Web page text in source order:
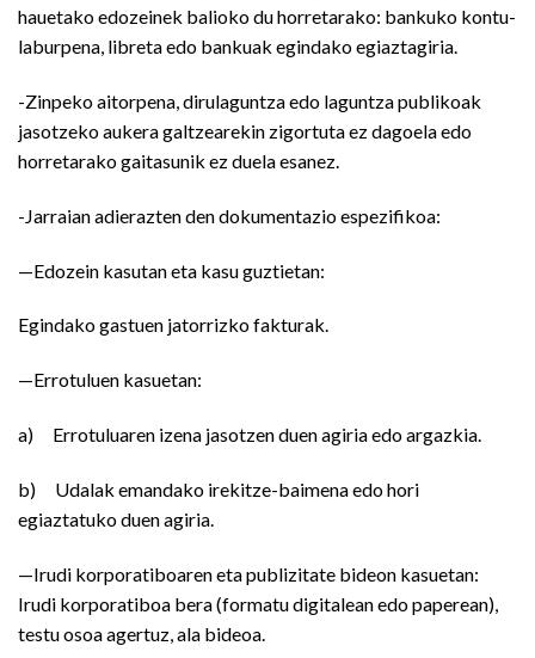
hauetako edozeinek balioko du horretarako: bankuko kontu-
laburpena, libreta edo bankuak egindako egiaztagiria.
-Zinpeko aitorpena, dirulaguntza edo laguntza publikoak
jasotzeko aukera galtzearekin zigortuta ez dagoela edo
horretarako gaitasunik ez duela esanez.
-Jarraian adierazten den dokumentazio espezifikoa:
—Edozein kasutan eta kasu guztietan:
Egindako gastuen jatorrizko fakturak.
—Errotuluen kasuetan:
a) Errotuluaren izena jasotzen duen agiria edo argazkia.
b) Udalak emandako irekitze-baimena edo hori
egiaztatuko duen agiria.
—Irudi korporatiboaren eta publizitate bideon kasuetan:
Irudi korporatiboa bera (formatu digitalean edo paperean),
testu osoa agertuz, ala bideoa.